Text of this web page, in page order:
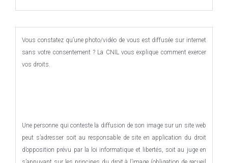
Vous constatez qu’une photo/vidéo de vous est diffusée sur internet
sans votre consentement ? La CNIL vous explique comment exercer
vos droits.
Une personne qui conteste la diffusion de son image sur un site web
peut s’adresser soit au responsable de site en application du droit
d’opposition prévu par la loi informatique et libertés, soit au juge en